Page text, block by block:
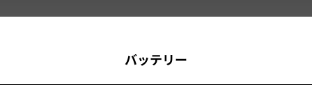
バッテリー